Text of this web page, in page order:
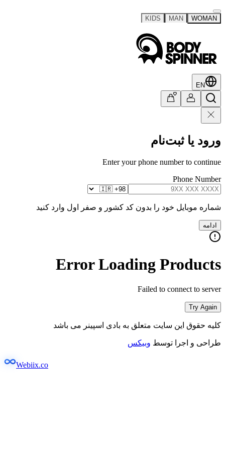
WOMAN
MAN
KIDS
EN
ورود یا ثبت‌نام
Enter your phone number to continue
Phone Number
شماره موبایل خود را بدون کد کشور و صفر اول وارد کنید
ادامه
Error Loading Products
Failed to connect to server
Try Again
کلیه حقوق این سایت متعلق به بادی اسپینر می باشد
طراحی و اجرا توسط وبیکس
Webiix.co